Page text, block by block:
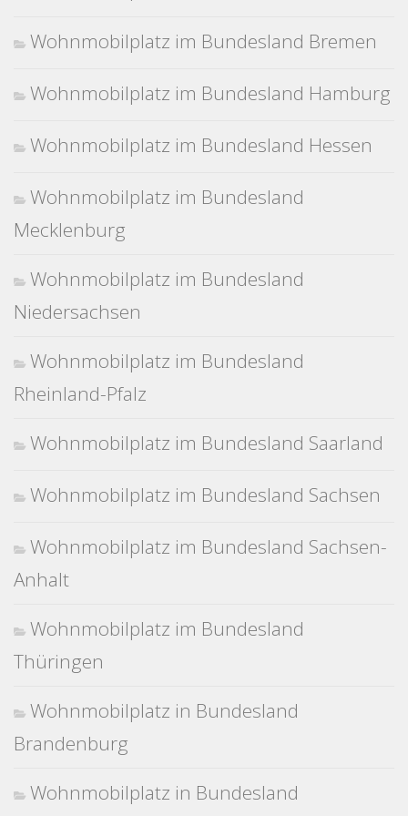
Wohnmobilplatz im Bundesland Bremen
Wohnmobilplatz im Bundesland Hamburg
Wohnmobilplatz im Bundesland Hessen
Wohnmobilplatz im Bundesland
Mecklenburg
Wohnmobilplatz im Bundesland
Niedersachsen
Wohnmobilplatz im Bundesland
Rheinland-Pfalz
Wohnmobilplatz im Bundesland Saarland
Wohnmobilplatz im Bundesland Sachsen
Wohnmobilplatz im Bundesland Sachsen-
Anhalt
Wohnmobilplatz im Bundesland
Thüringen
Wohnmobilplatz in Bundesland
Brandenburg
Wohnmobilplatz in Bundesland